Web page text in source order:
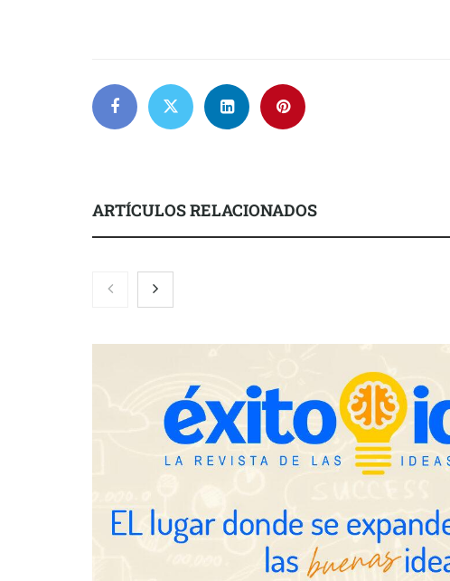
ARTÍCULOS RELACIONADOS
Brisas del Estrecho abastece a la
hostelería de Sevilla conectando
COSITAL valora
nuevo modelo de
para reforzar la
Millones de
verano reabren el